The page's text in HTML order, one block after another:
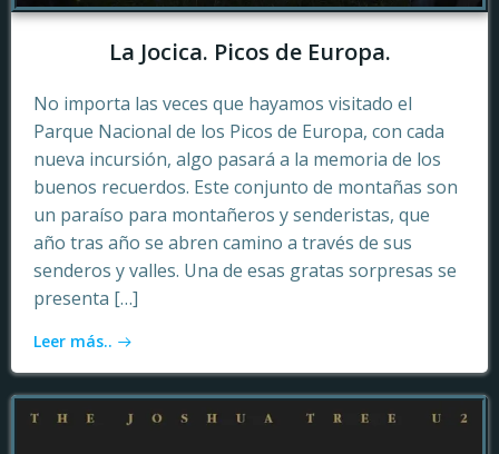
La Jocica. Picos de Europa.
No importa las veces que hayamos visitado el
Parque Nacional de los Picos de Europa, con cada
nueva incursión, algo pasará a la memoria de los
buenos recuerdos. Este conjunto de montañas son
un paraíso para montañeros y senderistas, que
año tras año se abren camino a través de sus
senderos y valles. Una de esas gratas sorpresas se
presenta […]
Leer más..